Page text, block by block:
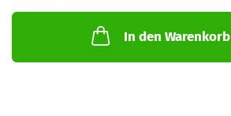
In den Warenkorb